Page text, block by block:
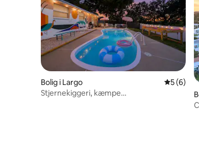
Bolig i Largo 5 ud af 5
5 (6)
Stjernekiggeri, kæmpe